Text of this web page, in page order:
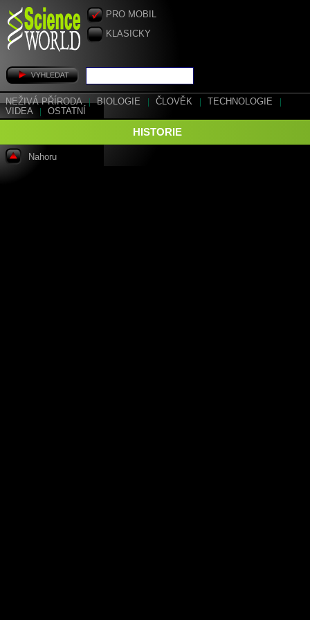
PRO MOBIL
KLASICKY
NEŽIVÁ PŘÍRODA | BIOLOGIE ČLOVĚK TECHNOLOGIE
VIDEA
OSTATNÍ
HISTORIE
Nahoru